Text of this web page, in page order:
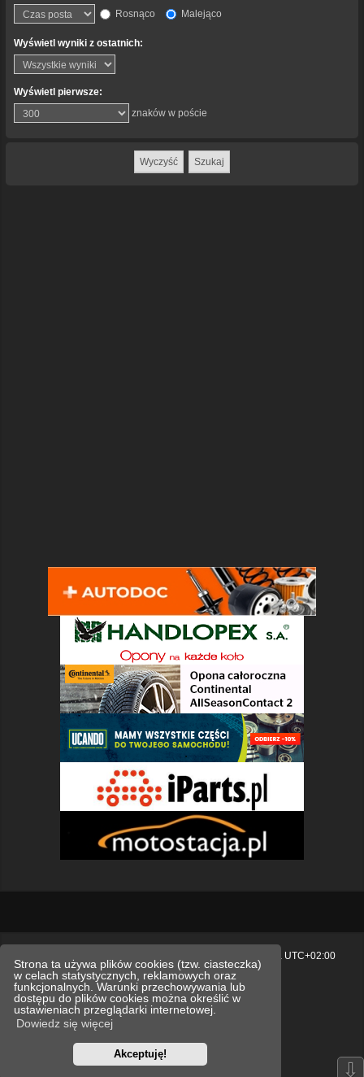
Strona ta używa plików cookies (tzw. ciasteczka)
w celach statystycznych, reklamowych oraz
funkcjonalnych. Warunki przechowywania lub
dostępu do plików cookies można określić w
ustawieniach przeglądarki internetowej.
Dowiedz się więcej
Akceptuję!
Rosnąco
Malejąco
Wyświetl wyniki z ostatnich:
Wyświetl pierwsze:
znaków w poście
Strefa czasowa UTC+02:00
Polityka prywatności.
Technologię dostarczaphpBB® Forum Software © phpBB Limited
Polski pakiet językowy dostarczaphpBB.pl
we_universal created by INVENTEA & v12mike
phpBB SEO ⇩